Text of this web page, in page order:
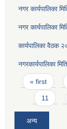
नगर कार्यपालिका
नगर कार्यपालिका
कार्यपालिका वैठक
नगरकार्यपालिका
Pages
« first
11
अन्य